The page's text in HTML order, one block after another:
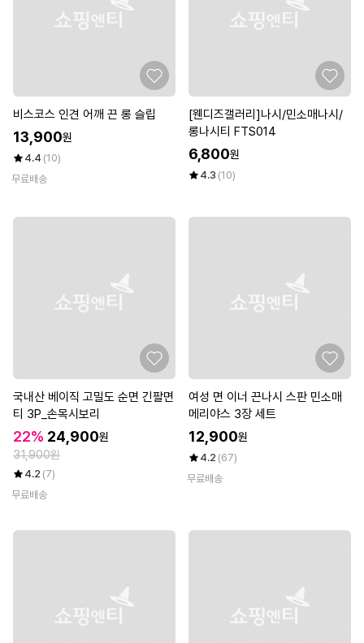
비스코스 인견 어깨 끈 롱 슬립
13,900원
4.4 (10)
무료배송
[웬디즈갤러리]나시/민소매나시/
롱나시티 FTS014
6,800원
4.3 (10)
국내산 베이직 고밀도 순면 긴팔면
티 3P_손목시보리
22% 24,900원
31,900원
4.2 (7)
무료배송
여성 면 이너 끈나시 스판 민소매
메리야스 3장 세트
12,900원
4.2 (67)
무료배송